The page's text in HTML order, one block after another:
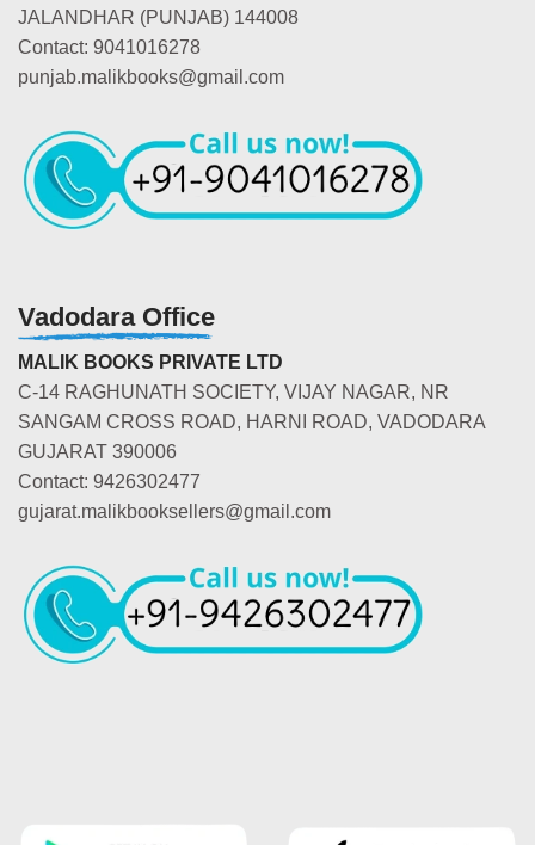
JALANDHAR (PUNJAB) 144008
Contact: 9041016278
punjab.malikbooks@gmail.com
Vadodara Office
MALIK BOOKS PRIVATE LTD
C-14 RAGHUNATH SOCIETY, VIJAY NAGAR, NR
SANGAM CROSS ROAD, HARNI ROAD, VADODARA
GUJARAT 390006
Contact: 9426302477
gujarat.malikbooksellers@gmail.com